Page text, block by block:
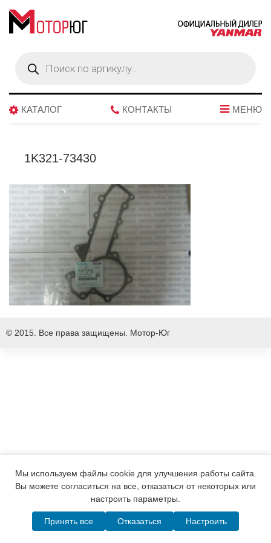
товаров
КАТАЛОГ КОНТАКТЫ МЕНЮ
1K321-73430
© 2015. Все права защищены. Мотор-Юг
Написать в MAX Telegram WhatsApp Позвонить
Мы используем файлы cookie для улучшения работы сайта.
Вы можете согласиться на все, отказаться от некоторых или
настроить параметры.
Принять все Отказаться Настроить